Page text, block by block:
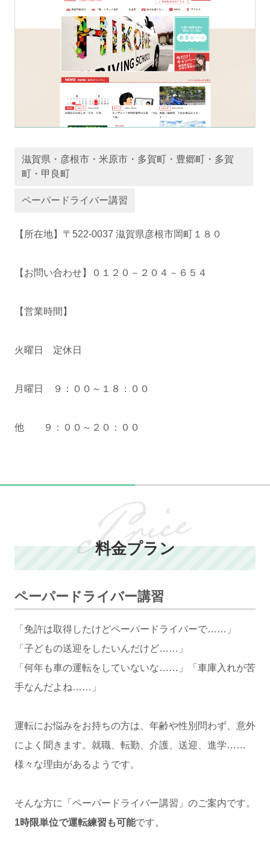
おすすめ業者
講習トピックス
滋賀県・彦根市・米原市・多賀町・豊郷町・多賀
町・甲良町
ペーパードライバー講習
【所在地】〒522-0037 滋賀県彦根市岡町１８０
【お問い合わせ】０１２０－２０４－６５４
【営業時間】
火曜日 定休日
月曜日 ９：００～１８：００
他 ９：００～２０：００
料金プラン
ペーパードライバー講習
「免許は取得したけどペーパードライバーで……」
「子どもの送迎をしたいんだけど……」
「何年も車の運転をしていないな……」「車庫入れが苦
手なんだよね……」
運転にお悩みをお持ちの方は、年齢や性別問わず、意外
によく聞きます。就職、転勤、介護、送迎、進学……
様々な理由があるようです。
そんな方に「ペーパードライバー講習」のご案内です。
1時限単位で運転練習も可能です。